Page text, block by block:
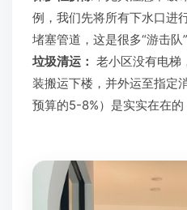
例，我们先将所有下水口进
堵塞管道，这是很多“游击队
垃圾清运： 老小区没有电梯
装搬运下楼，并外运至指定
预算的5-8%）是实实在在的